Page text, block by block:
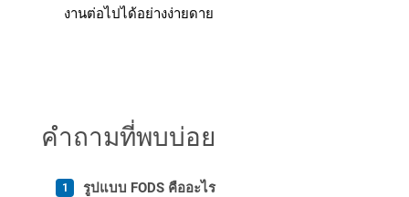
งานต่อไปได้อย่างง่ายดาย
คำถามที่พบบ่อย
รูปแบบ FODS คืออะไร